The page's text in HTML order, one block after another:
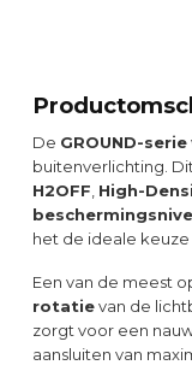
De GROUND-serie
buitenverlichting.
H2OFF High-
het de ideale
Een van de meest
rotatievan de
zorgt voor een
aansluiten van